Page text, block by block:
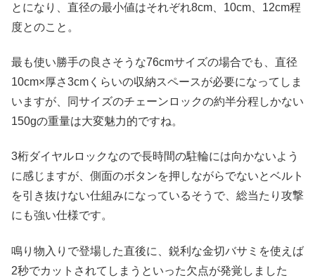
とになり、直径の最小値はそれぞれ8cm、10cm、12cm程
度とのこと。
最も使い勝手の良さそうな76cmサイズの場合でも、直径
10cm×厚さ3cmくらいの収納スペースが必要になってしま
いますが、同サイズのチェーンロックの約半分程しかない
150gの重量は大変魅力的ですね。
3桁ダイヤルロックなので長時間の駐輪には向かないよう
に感じますが、側面のボタンを押しながらでないとベルト
を引き抜けない仕組みになっているそうで、総当たり攻撃
にも強い仕様です。
鳴り物入りで登場した直後に、鋭利な金切バサミを使えば
2秒でカットされてしまうといった欠点が発覚しました